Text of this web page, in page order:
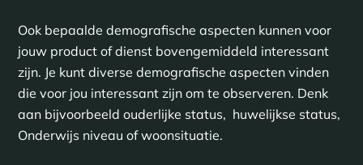
Ook bepaalde demografische aspecten kunnen voor
jouw product of dienst bovengemiddeld interessant
zijn. Je kunt diverse demografische aspecten vinden
die voor jou interessant zijn om te observeren. Denk
aan bijvoorbeeld ouderlijke status, huwelijkse status,
Onderwijs niveau of woonsituatie.